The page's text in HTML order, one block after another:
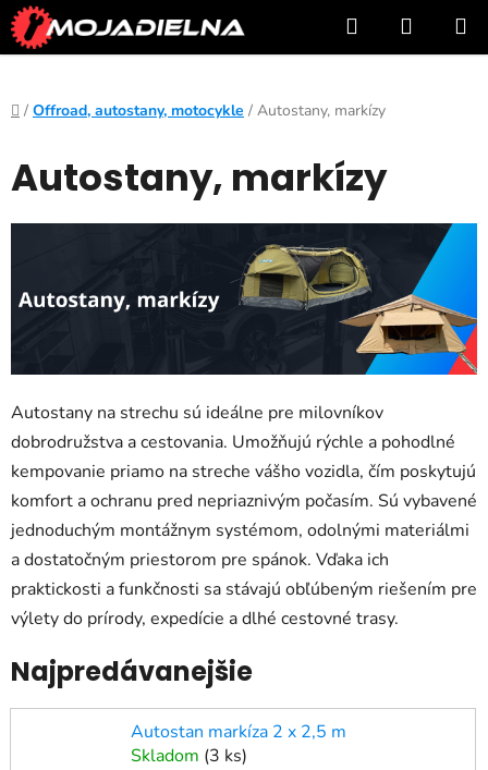
Prejsť
na
obsah
Hľadať
KOŠÍK
Domov
/ Offroad, autostany, motocykle / Autostany, markízy
Autostany, markízy
Autostany na strechu sú ideálne pre milovníkov
dobrodružstva a cestovania. Umožňujú rýchle a pohodlné
kempovanie priamo na streche vášho vozidla, čím poskytujú
komfort a ochranu pred nepriaznivým počasím. Sú vybavené
jednoduchým montážnym systémom, odolnými materiálmi
a dostatočným priestorom pre spánok. Vďaka ich
praktickosti a funkčnosti sa stávajú obľúbeným riešením pre
výlety do prírody, expedície a dlhé cestovné trasy.
Najpredávanejšie
Autostan markíza 2 x 2,5 m
Skladom (3 ks)